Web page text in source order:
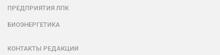
ПРЕДПРИЯТИЯ ЛПК
БИОЭНЕРГЕТИКА
КОНТАКТЫ РЕДАКЦИИ